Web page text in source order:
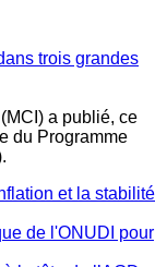
trois grandes
a publié, ce
du Programme
et la stabilité
de l'ONUDI pour